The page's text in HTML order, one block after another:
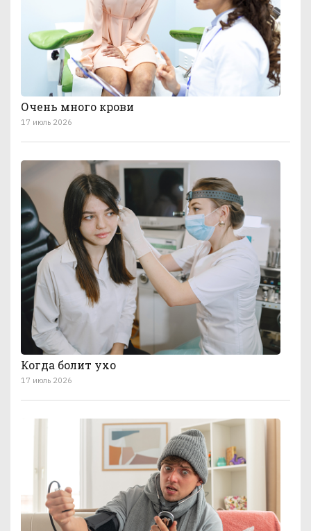
Очень много крови
17 июль 2026
Когда болит ухо
17 июль 2026